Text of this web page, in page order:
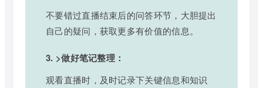
不要错过直播结束后的问答环节，大胆提出
自己的疑问，获取更多有价值的信息。
3. >做好笔记整理：
观看直播时，及时记录下关键信息和知识